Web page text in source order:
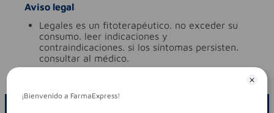
Aviso legal
legales es un fitoterapéutico. no exceder su
consumo. leer indicaciones y
contraindicaciones. si los síntomas persisten.
consultar al médico.
¡Bienvenido a FarmaExpress!